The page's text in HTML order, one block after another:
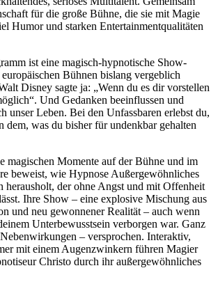
für die große Bühne, die sie mit Magie
Humor und starken Entertainmentqualitäten
ist eine magisch-hypnotische Show-
Bühnen bislang vergeblich
Disney sagte ja: „Wenn du es dir vorstellen
Und Gedanken beeinflussen und
unser Leben. Bei den Unfassbaren erlebst du,
dem, was du bisher für undenkbar gehalten
magischen Momente auf der Bühne und im
beweist, wie Hypnose Außergewöhnliches
herausholt, der ohne Angst und mit Offenheit
Ihre Show – eine explosive Mischung aus
und neu gewonnener Realität – auch wenn
Unterbewusstsein verborgen war. Ganz
– versprochen. Interaktiv,
mit einem Augenzwinkern führen Magier
Christo durch ihr außergewöhnliches